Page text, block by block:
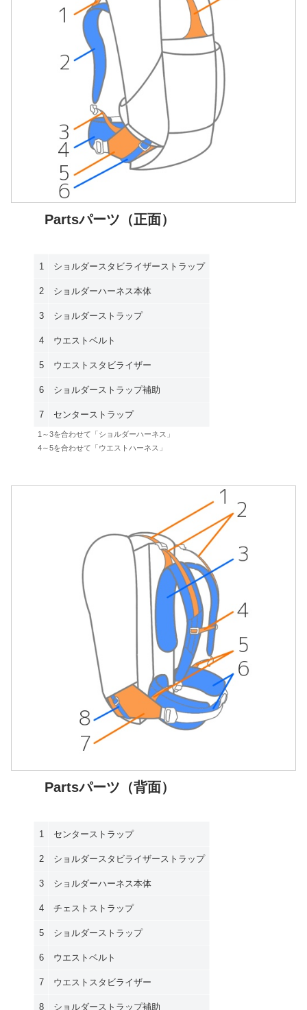
Partsパーツ（正面）
1 ショルダースタビライザーストラップ
2 ショルダーハーネス本体
3 ショルダーストラップ
4 ウエストベルト
5 ウエストスタビライザー
6 ショルダーストラップ補助
7 センターストラップ
1～3を合わせて「ショルダーハーネス」
4～5を合わせて「ウエストハーネス」
Partsパーツ（背面）
1 センターストラップ
2 ショルダースタビライザーストラップ
3 ショルダーハーネス本体
4 チェストストラップ
5 ショルダーストラップ
6 ウエストベルト
7 ウエストスタビライザー
8 ショルダーストラップ補助